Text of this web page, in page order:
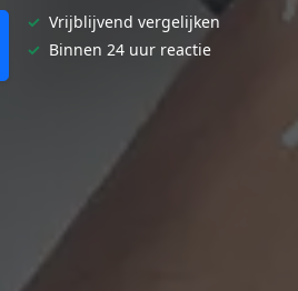
✓ Vrijblijvend vergelijken
✓ Binnen 24 uur reactie